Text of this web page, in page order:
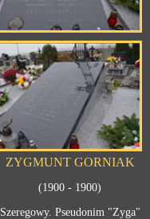
ZYGMUNT GORNIAK
(1900 - 1900)
Szeregowy. Pseudonim "Zyga"